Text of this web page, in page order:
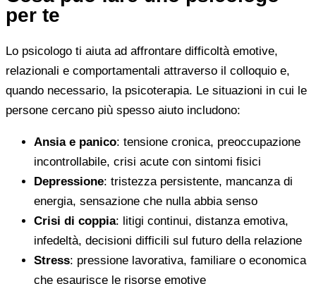
per te
Lo psicologo ti aiuta ad affrontare difficoltà emotive,
relazionali e comportamentali attraverso il colloquio e,
quando necessario, la psicoterapia. Le situazioni in cui le
persone cercano più spesso aiuto includono:
Ansia e panico: tensione cronica, preoccupazione
incontrollabile, crisi acute con sintomi fisici
Depressione: tristezza persistente, mancanza di
energia, sensazione che nulla abbia senso
Crisi di coppia: litigi continui, distanza emotiva,
infedeltà, decisioni difficili sul futuro della relazione
Stress: pressione lavorativa, familiare o economica
che esaurisce le risorse emotive